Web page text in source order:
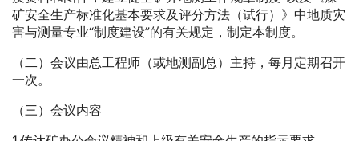
矿安全生产标准化基本要求及评分方法（试行）》中地质灾
害与测量专业“制度建设”的有关规定，制定本制度。
（二）会议由总工程师（或地测副总）主持，每月定期召开
一次。
（三）会议内容